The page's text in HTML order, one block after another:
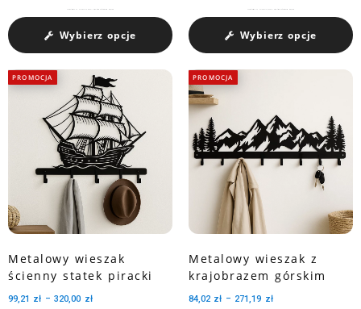
Wybierz opcje Wybierz opcje
PROMOCJA
Metalowy wieszak
ścienny statek piracki
99,21 zł – 320,00 zł
PROMOCJA
Metalowy wieszak z
krajobrazem górskim
84,02 zł – 271,19 zł